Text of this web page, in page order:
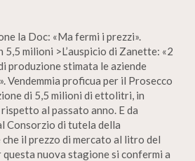
la Doc: «Ma fermi i prezzi».
5,5 milioni >L’auspicio di Zanette: «2
stimata le aziende
Vendemmia proficua per il Prosecco
di 5,5 milioni di ettolitri, in
al passato anno. E da
Consorzio di tutela della
il prezzo di mercato al litro del
questa nuova stagione si confermi a